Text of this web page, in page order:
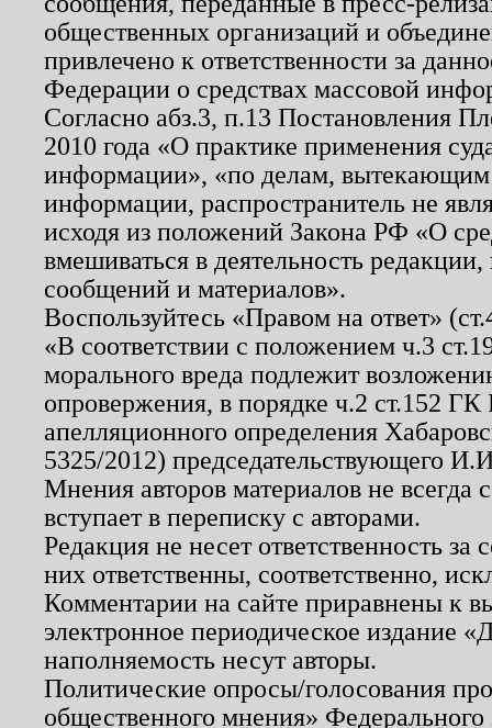
общественных организаций и
привлечено к ответственности за
Федерации о средствах массовой
Согласно абз.3, п.13 Постановления
2010 года «О практике применения
информации», «по делам, вытекающим
информации, распространитель не
исходя из положений Закона РФ «О
вмешиваться в деятельность
сообщений и материалов».
Воспользуйтесь «Правом на ответ»
«В соответствии с положением ч.3
морального вреда подлежит
опровержения, в порядке ч.2 ст.152
апелляционного определения
5325/2012) председательствующего
Мнения авторов материалов не
вступает в переписку с авторами.
Редакция не несет ответственность
них ответственны, соответственно,
Комментарии на сайте приравнены к
электронное периодическое издание
наполняемость несут авторы.
Политические опросы/голосования
общественного мнения»